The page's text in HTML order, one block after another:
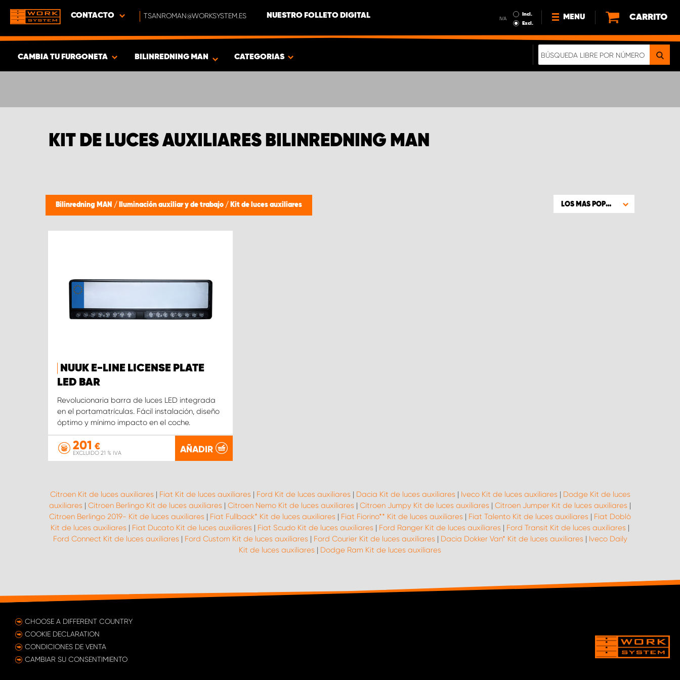
CONTACTO TSANROMAN@WORKSYSTEM.ES NUESTRO FOLLETO DIGITAL IVA
Incl.
Excl.
MENU
NOTICIAS
CARRITO
CAMBIA TU FURGONETA
PRODUCTOS
BILINREDNING MAN CATEGORIAS
KIT DE LUCES AUXILIARES BILINREDNING MAN
Bilinredning MAN / Iluminación auxiliar y de trabajo / Kit de luces auxiliares LOS MAS POPULARES
NUUK E-LINE LICENSE PLATE
LED BAR
Revolucionaria barra de luces LED integrada
en el portamatrículas. Fácil instalación, diseño
óptimo y mínimo impacto en el coche.
201 €
EXCLUIDO 21 % IVA AÑADIR
Citroen Kit de luces auxiliares | Fiat Kit de luces auxiliares | Ford Kit de luces auxiliares | Dacia Kit de luces auxiliares | Iveco Kit de luces auxiliares | Dodge Kit de luces
auxiliares | Citroen Berlingo Kit de luces auxiliares | Citroen Nemo Kit de luces auxiliares | Citroen Jumpy Kit de luces auxiliares | Citroen Jumper Kit de luces auxiliares |
Citroen Berlingo 2019- Kit de luces auxiliares | Fiat Fullback* Kit de luces auxiliares | Fiat Fiorino** Kit de luces auxiliares | Fiat Talento Kit de luces auxiliares | Fiat Doblò
Kit de luces auxiliares | Fiat Ducato Kit de luces auxiliares | Fiat Scudo Kit de luces auxiliares | Ford Ranger Kit de luces auxiliares | Ford Transit Kit de luces auxiliares |
Ford Connect Kit de luces auxiliares | Ford Custom Kit de luces auxiliares | Ford Courier Kit de luces auxiliares | Dacia Dokker Van* Kit de luces auxiliares | Iveco Daily
Kit de luces auxiliares | Dodge Ram Kit de luces auxiliares
CHOOSE A DIFFERENT COUNTRY
COOKIE DECLARATION
CONDICIONES DE VENTA
CAMBIAR SU CONSENTIMIENTO